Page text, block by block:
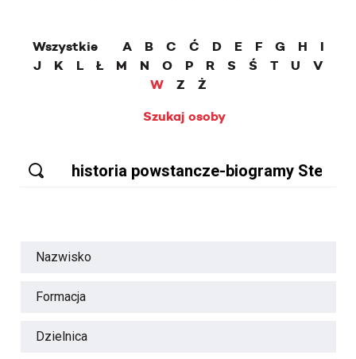
Wszystkie A B C Ć D E F G H
I
J
K L Ł M N O P R S Ś T U
V
W
Z
Ż
Szukaj osoby
Nazwisko
Formacja
Dzielnica